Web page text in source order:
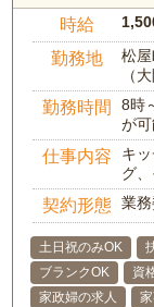
時給
勤務地
松
（
勤務時間
8時
が
仕事内容
キ
グ
契約形態 業
土日祝のみOK
ブランクOK
資
家政婦の求人